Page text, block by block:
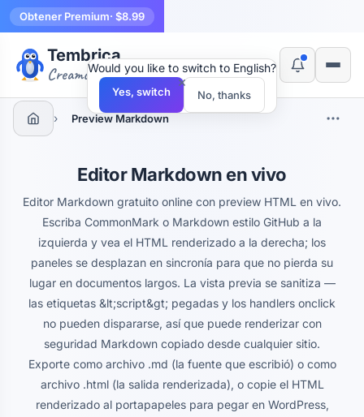
Obtener Premium· $8.99
Tembrica
Creamos herramientas
› Preview Markdown
Editor Markdown en vivo
Editor Markdown gratuito online con preview HTML en vivo.
Escriba CommonMark o Markdown estilo GitHub a la
izquierda y vea el HTML renderizado a la derecha; los
paneles se desplazan en sincronía para que no pierda su
lugar en documentos largos. La vista previa se sanitiza —
las etiquetas &lt;script&gt; pegadas y los handlers onclick
no pueden dispararse, así que puede renderizar con
seguridad Markdown copiado desde cualquier sitio.
Exporte como archivo .md (la fuente que escribió) o como
archivo .html (la salida renderizada), o copie el HTML
renderizado al portapapeles para pegar en WordPress,
×
Would you like to switch to English?
Yes, switch No, thanks